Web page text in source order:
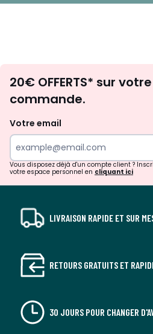
20€ OFFERTS* sur
commande.
Votre email
Vous disposez déjà d'un compte client ?
votre espace personnel en cliquant ici
LIVRAISON RAPIDE ET SUR
RETOURS GRATUITS ET
30 JOURS POUR CHANGER